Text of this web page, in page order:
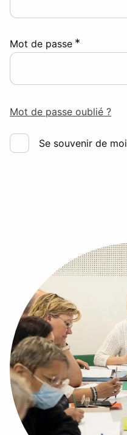
Mot de passe *
Mot de passe oublié ?
Se souvenir de moi